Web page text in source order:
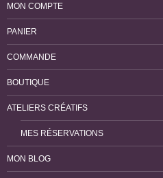
MON COMPTE
PANIER
COMMANDE
BOUTIQUE
ATELIERS CRÉATIFS
MES RÉSERVATIONS
MON BLOG